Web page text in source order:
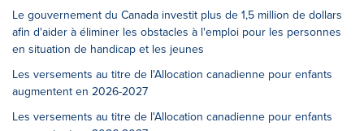
Le gouvernement du Canada investit plus de 1,5 million de dollars
afin d'aider à éliminer les obstacles à l'emploi pour les personnes
en situation de handicap et les jeunes
Les versements au titre de l'Allocation canadienne pour enfants
augmentent en 2026-2027
Les versements au titre de l'Allocation canadienne pour enfants